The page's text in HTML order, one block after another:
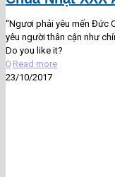
“Ngươi phải yêu mến Đức
yêu người thân cận như
Do you like it?
0 Read more
23/10/2017